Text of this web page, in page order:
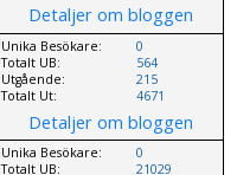
Detaljer om bloggen
Unika Besökare:
Totalt UB:
Utgående:
Totalt Ut:
0
564
215
4671
Detaljer om bloggen
Unika Besökare:
Totalt UB:
0
21029